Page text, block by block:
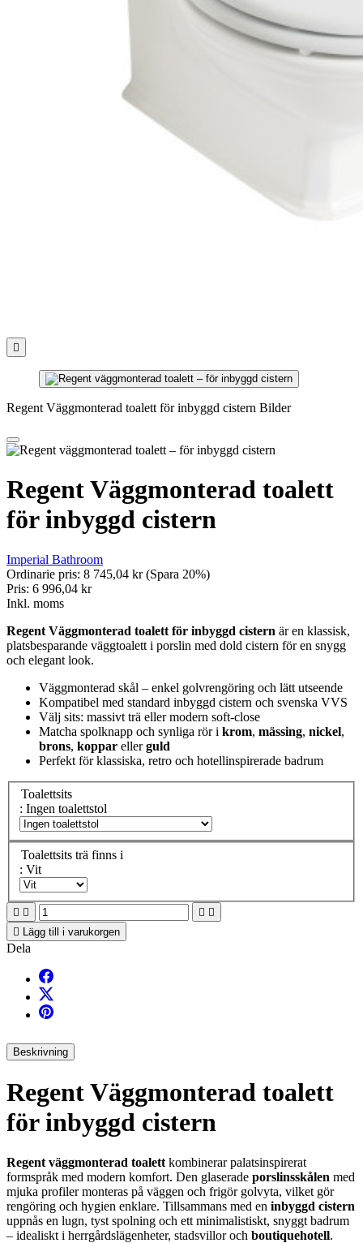

Regent Väggmonterad toalett för inbyggd cistern Bilder
Regent Väggmonterad toalett
för inbyggd cistern
Imperial Bathroom
Ordinarie pris: 8 745,04 kr(Spara 20%)
Pris: 6 996,04 kr
Inkl. moms
Regent Väggmonterad toalett för inbyggd cistern är en klassisk,
platsbesparande väggtoalett i porslin med dold cistern för en snygg
och elegant look.
Väggmonterad skål – enkel golvrengöring och lätt utseende
Kompatibel med standard inbyggd cistern och svenska VVS
Välj sits: massivt trä eller modern soft-close
Matcha spolknapp och synliga rör i krom, mässing, nickel,
brons, koppar ellerguld
Perfekt för klassiska, retro och hotellinspirerade badrum
Toalettsits
: Ingen toalettstol
Toalettsits trä finns i
: Vit
   
 Lägg till i varukorgen
Dela
Beskrivning
Regent Väggmonterad toalett
för inbyggd cistern
Regent väggmonterad toalett kombinerar palatsinspirerat
formspråk med modern komfort. Den glaserade porslinsskålen med
mjuka profiler monteras på väggen och frigör golvyta, vilket gör
rengöring och hygien enklare. Tillsammans med en inbyggd cistern
uppnås en lugn, tyst spolning och ett minimalistiskt, snyggt badrum
– idealiskt i herrgårdslägenheter, stadsvillor och boutiquehotell.